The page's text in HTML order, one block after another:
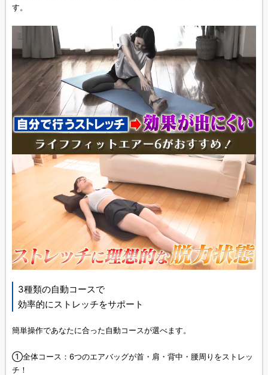
す。
3種類の自動コースで
効率的にストレッチをサポート
簡単操作であなたに合った自動コースが選べます。
①全体コース：6つのエアバッグが首・肩・背中・腰周りをストレッ
チ！